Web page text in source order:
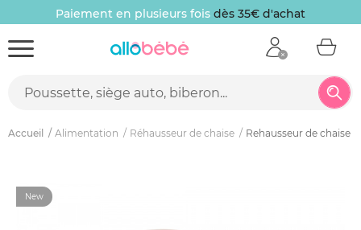
Paiement en plusieurs fois dès 35€ d'achat
Accueil Alimentation Réhausseur de chaise Rehausseur de chaise
New